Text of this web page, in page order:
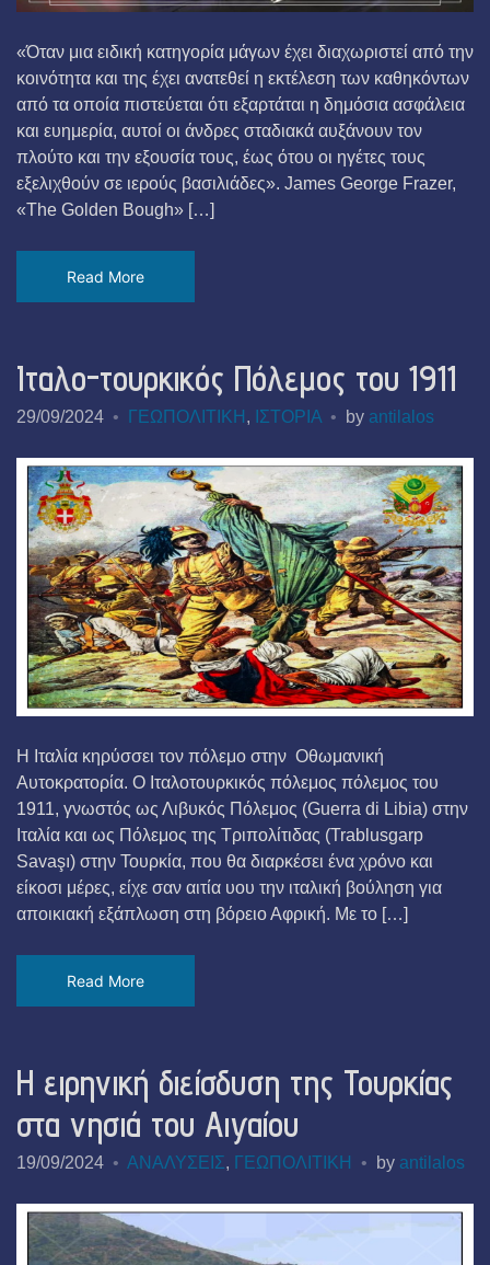
«Όταν μια ειδική κατηγορία μάγων έχει διαχωριστεί από την
κοινότητα και της έχει ανατεθεί η εκτέλεση των καθηκόντων
από τα οποία πιστεύεται ότι εξαρτάται η δημόσια ασφάλεια
και ευημερία, αυτοί οι άνδρες σταδιακά αυξάνουν τον
πλούτο και την εξουσία τους, έως ότου οι ηγέτες τους
εξελιχθούν σε ιερούς βασιλιάδες». James George Frazer,
«The Golden Bough» […]
Read More
Ιταλο-τουρκικός Πόλεμος του 1911
29/09/2024 ΓΕΩΠΟΛΙΤΙΚΗ , ΙΣΤΟΡΙΑ by antilalos
Η Ιταλία κηρύσσει τον πόλεμο στην Οθωμανική
Αυτοκρατορία. Ο Ιταλοτουρκικός πόλεμος πόλεμος του
1911, γνωστός ως Λιβυκός Πόλεμος (Guerra di Libia) στην
Ιταλία και ως Πόλεμος της Τριπολίτιδας (Trablusgarp
Savaşı) στην Τουρκία, που θα διαρκέσει ένα χρόνο και
είκοσι μέρες, είχε σαν αιτία υου την ιταλική βούληση για
αποικιακή εξάπλωση στη βόρειο Αφρική. Με το […]
Read More
Η ειρηνική διείσδυση της Τουρκίας
στα νησιά του Αιγαίου
19/09/2024 ΑΝΑΛΥΣΕΙΣ, ΓΕΩΠΟΛΙΤΙΚΗ by antilalos